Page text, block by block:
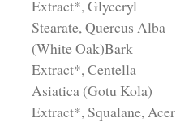
Extract*, Glyceryl
Stearate, Quercus Alba
(White Oak)Bark
Extract*, Centella
Asiatica (Gotu Kola)
Extract*, Squalane, Acer